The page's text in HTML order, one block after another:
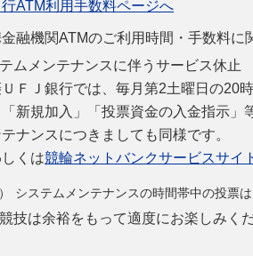
ATM利用手数料ページへ
融機関ATMのご利用時間・手数料に
ムメンテナンスに伴うサービス休止
ＦＪ銀行では、毎月第2土曜日の20
新規加入」「投票資金の入金指示」
ナンスにつきましても同様です。
くは競輪ネットバンクサービスサイ
システムメンテナンスの時間帯中の投票
技は余裕をもって適度にお楽しみくだ